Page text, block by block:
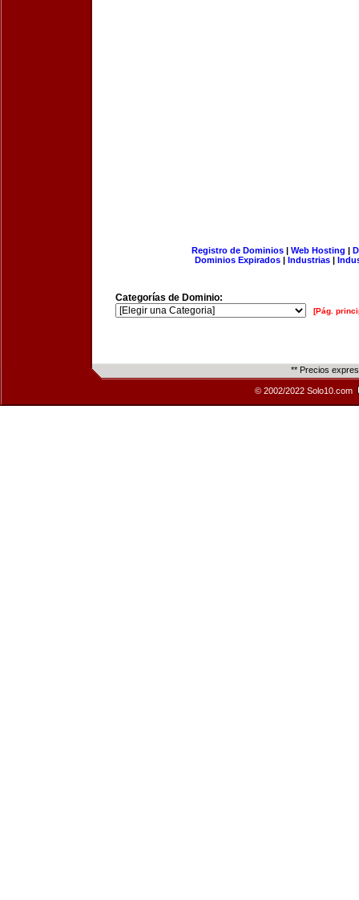
Registro de Dominios| Web Hosting |
Dominios Expirados | Industrias |
Categorías de Dominio:
[Pág.
** Precios
© 2002/2022 Solo10.com